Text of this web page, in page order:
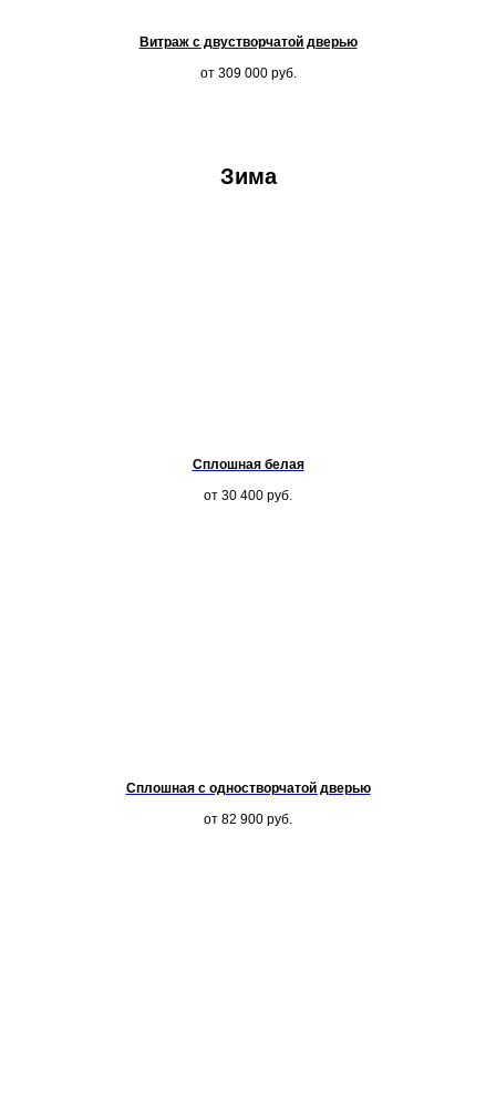
Витраж с двустворчатой дверью
от 309 000 руб.
Зима
Сплошная белая
от 30 400 руб.
Сплошная с одностворчатой дверью
от 82 900 руб.